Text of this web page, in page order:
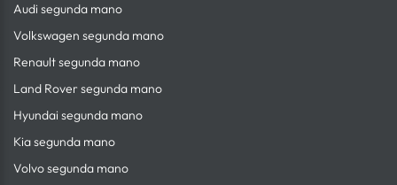
Audi segunda mano
Volkswagen segunda mano
Renault segunda mano
Land Rover segunda mano
Hyundai segunda mano
Kia segunda mano
Volvo segunda mano